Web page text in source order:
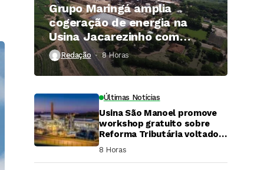
Grupo Maringá amplia
cogeração de energia na
Usina Jacarezinho com
investimento de R$ 120
milhões
Redação 8 Horas ⁮
Últimas Notícias
Usina São Manoel promove
workshop gratuito sobre
Reforma Tributária voltado
ao agronegócio.
8 Horas ⁮